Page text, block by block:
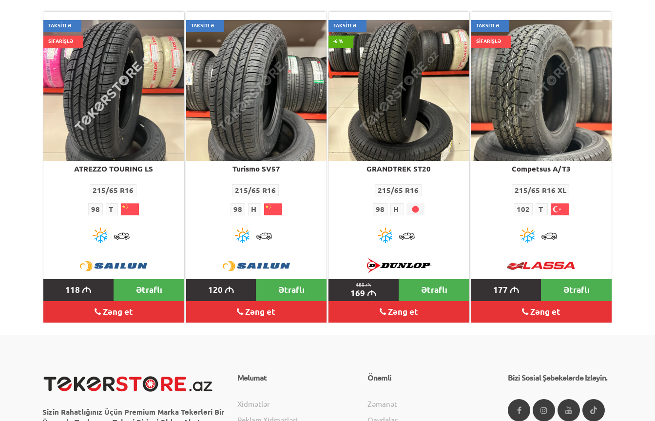
TAKSİTLƏ
SİFARİŞLƏ
ATREZZO TOURING LS
215/65 R16
98 T
118 M Ətraflı
Zəng et
TAKSİTLƏ
Turismo SV57
215/65 R16
98 H
120 M Ətraflı
Zəng et
TAKSİTLƏ
-6 %
GRANDTREK ST20
215/65 R16
98 H
180M
169 M Ətraflı
Zəng et
TAKSİTLƏ
SİFARİŞLƏ
Competsus A/T3
215/65 R16 XL
102 T
177 M Ətraflı
Zəng et
Sizin Rahatlığınız Üçün Premium Marka Təkərləri Bir
Məlumat
Xidmətlər
Önəmli
Zəmanət
Bizi Sosial Şəbəkələrdə Izləyin.